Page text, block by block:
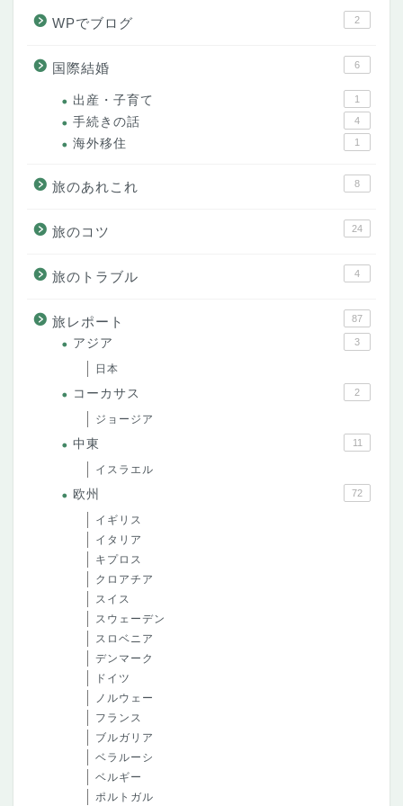
WPでブログ 2
国際結婚 6
出産・子育て 1
手続きの話 4
海外移住 1
旅のあれこれ 8
旅のコツ 24
旅のトラブル 4
旅レポート 87
アジア 3
日本
コーカサス 2
ジョージア
中東 11
イスラエル
欧州 72
イギリス
イタリア
キプロス
クロアチア
スイス
スウェーデン
スロベニア
デンマーク
ドイツ
ノルウェー
フランス
ブルガリア
ベラルーシ
ベルギー
ポルトガル